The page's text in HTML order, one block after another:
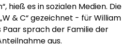
hieß es in sozialen Medien. Die
& C“ gezeichnet - für William
Paar sprach der Familie der
aus.